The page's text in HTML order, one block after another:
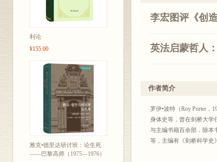
利论
¥155.00
雅克•德里达研讨班：论生死
——巴黎高师（1975—1976）
被触碰的话题
扎根。它还是
顿、洛克、亚
文、普利斯特
对于了解英国
色具有重要意
李宏图评《创
英法启蒙哲人
作者简介
罗伊•波特（Roy Porter
身体史等，曾在剑桥大学
与主编书籍百余部，除本
等，主编有《剑桥科学史